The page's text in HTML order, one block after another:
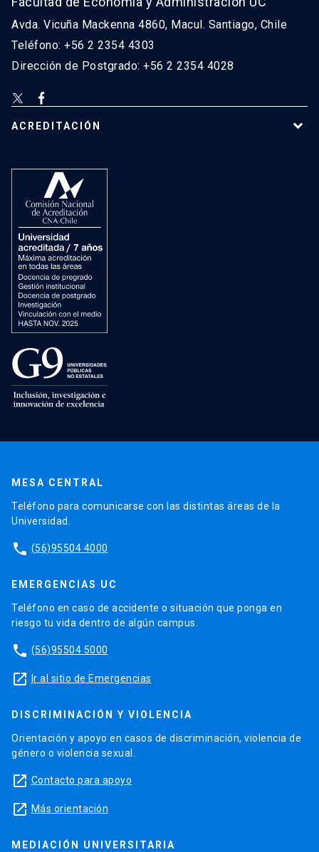
Avda. Vicuña Mackenna 4860, Macul. Santiago, Chile
Teléfono: +56 2 2354 4303
Dirección de Postgrado: +56 2 2354 4028
ACREDITACIÓN
MESA CENTRAL
Teléfono para comunicarse con las distintas áreas de la
Universidad.
phone (56)95504 4000
EMERGENCIAS UC
Teléfono en caso de accidente o situación que ponga en
riesgo tu vida dentro de algún campus.
phone (56)95504 5000
launch Ir al sitio de Emergencias
DISCRIMINACIÓN Y VIOLENCIA
Orientación y apoyo en casos de discriminación, violencia de
género o violencia sexual.
launch Contacto para apoyo
launch Más orientación
MEDIACIÓN UNIVERSITARIA